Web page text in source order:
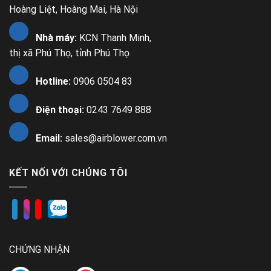
Hoàng Liệt, Hoàng Mai, Hà Nội
Nhà máy: KCN Thanh Minh,
thị xã Phú Thọ, tỉnh Phú Thọ
Hotline: 0906 0504 83
Điện thoại: 0243 7649 888
Email: sales@airblower.com.vn
KẾT NỐI VỚI CHÚNG TÔI
CHỨNG NHẬN